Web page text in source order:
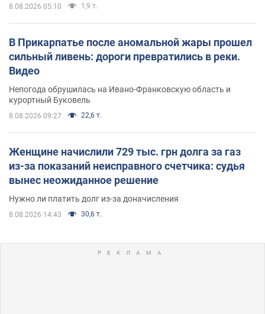
8.08.2026 05:10 1,9 т.
В Прикарпатье после аномальной жары прошел
сильный ливень: дороги превратились в реки.
Видео
Непогода обрушилась на Ивано-Франковскую область и
курортный Буковель
8.08.2026 09:27 22,6 т.
Женщине начислили 729 тыс. грн долга за газ
из-за показаний неисправного счетчика: судья
вынес неожиданное решение
Нужно ли платить долг из-за доначисления
8.08.2026 14:43 30,6 т.